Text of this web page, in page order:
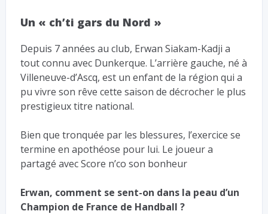
Un « ch’ti gars du Nord »
Depuis 7 années au club, Erwan Siakam-Kadji a
tout connu avec Dunkerque. L’arrière gauche, né à
Villeneuve-d’Ascq, est un enfant de la région qui a
pu vivre son rêve cette saison de décrocher le plus
prestigieux titre national.
Bien que tronquée par les blessures, l’exercice se
termine en apothéose pour lui. Le joueur a
partagé avec Score n’co son bonheur
Erwan, comment se sent-on dans la peau d’un
Champion de France de Handball ?